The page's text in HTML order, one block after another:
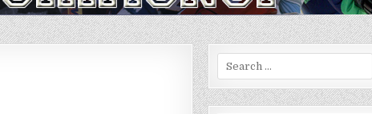
Search
for: